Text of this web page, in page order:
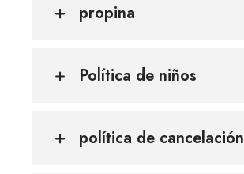
propina
Política de niños
política de cancelación